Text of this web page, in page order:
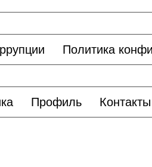
Политика
Профиль Контакты